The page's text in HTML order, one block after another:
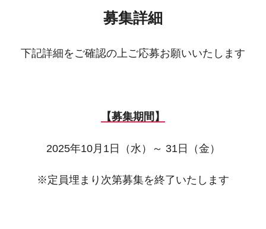
募集詳細
下記詳細をご確認の上ご応募お願いいたします
【募集期間】
2025年10月1日（水）～ 31日（金）
※定員埋まり次第募集を終了いたします